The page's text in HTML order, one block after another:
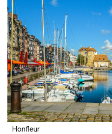
Honfleur